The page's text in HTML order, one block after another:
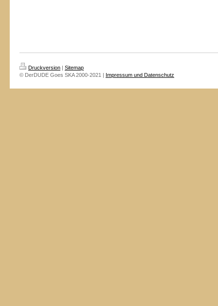
Druckversion | Sitemap
© DerDUDE Goes SKA 2000-2021 | Impressum und Datenschutz